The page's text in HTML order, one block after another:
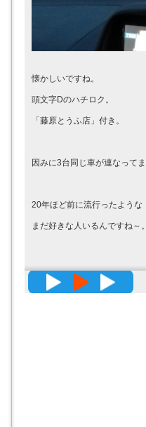
懐かしいですね。
頭文字Dのハチロク。
「藤原とうふ店」付き。
因みに3台同じ車が連なって
20年ほど前に流行ったような
まだ好きな人いるんですね～
高精度メ